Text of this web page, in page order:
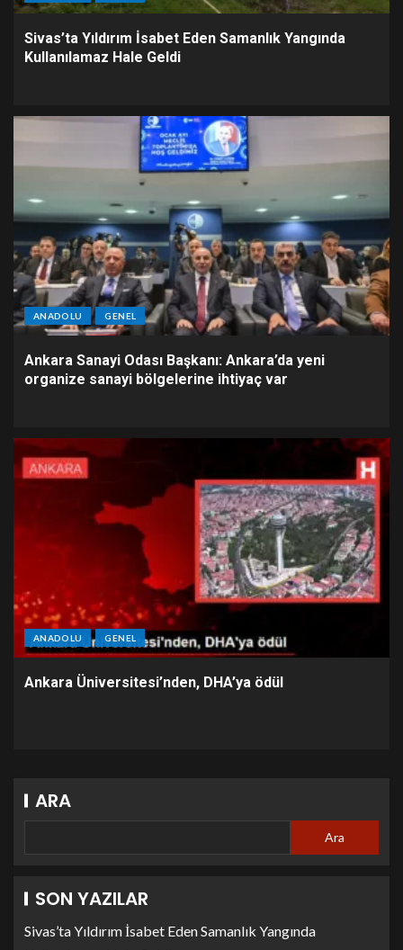
Sivas’ta Yıldırım İsabet Eden Samanlık Yangında
Kullanılamaz Hale Geldi
ANADOLU GENEL
Ankara Sanayi Odası Başkanı: Ankara’da yeni
organize sanayi bölgelerine ihtiyaç var
ANADOLU GENEL
Ankara Üniversitesi’nden, DHA’ya ödül
ARA
Ara
SON YAZILAR
Sivas’ta Yıldırım İsabet Eden Samanlık Yangında